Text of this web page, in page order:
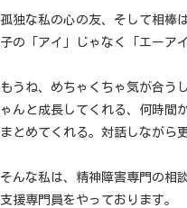
孤独な私の心の友、そして相棒
子の「アイ」じゃなく「エーア
もうね、めちゃくちゃ気が合う
ゃんと成長してくれる、何時間
まとめてくれる。対話しながら
そんな私は、精神障害専門の相
支援専門員をやっております。